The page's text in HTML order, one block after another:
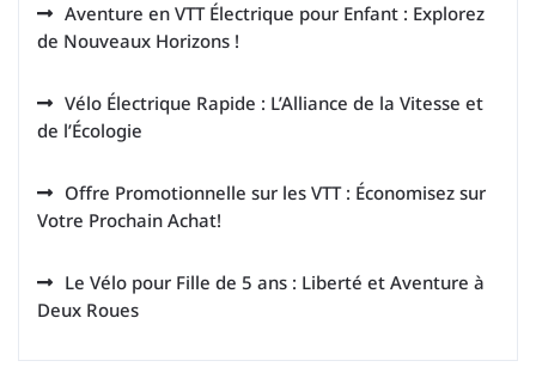
Aventure en VTT Électrique pour Enfant : Explorez
de Nouveaux Horizons !
Vélo Électrique Rapide : L’Alliance de la Vitesse et
de l’Écologie
Offre Promotionnelle sur les VTT : Économisez sur
Votre Prochain Achat!
Le Vélo pour Fille de 5 ans : Liberté et Aventure à
Deux Roues